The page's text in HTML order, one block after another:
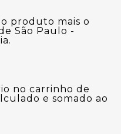
produto mais o
São Paulo -
no carrinho de
e somado ao